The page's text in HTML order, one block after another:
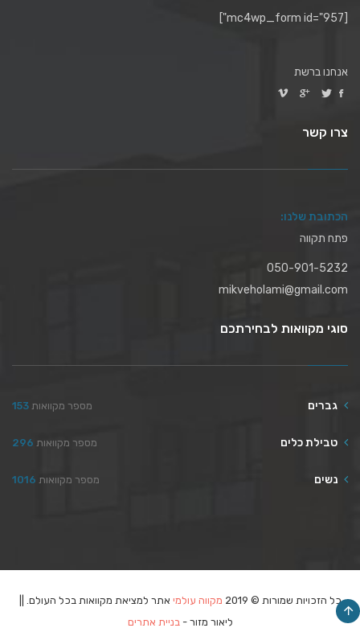
[mc4wp_form id="957"]
אנחנו ברשת
צרו קשר
הכתובת שלנו:
פתח תקווה
050-901-5232
mikveholami@gmail.com
סוגי מקוואות לבחירתכם
גברים 153 מספר מקוואות
טבילת כלים 296 מספר מקוואות
נשים 1016 מספר מקוואות
כל הזכויות שמורות © 2019 מקווה עולמי אתר למציאת מקוואות בכל העולם. ||
ליאור מזור -בניית אתרים